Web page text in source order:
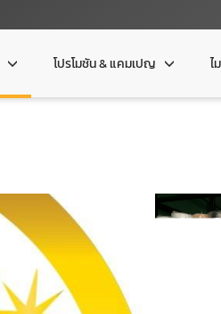
โปรโมชัน & แคมเปญ ไ